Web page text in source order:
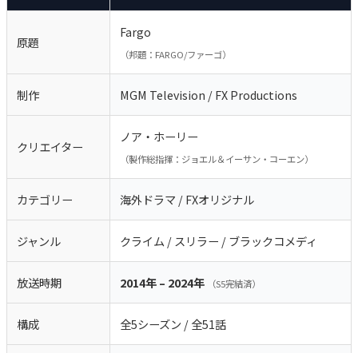
原題
Fargo
（邦題：FARGO/ファーゴ）
制作 MGM Television / FX Productions
クリエイター
ノア・ホーリー
（製作総指揮：ジョエル＆イーサン・コーエン）
カテゴリー 海外ドラマ / FXオリジナル
ジャンル クライム / スリラー / ブラックコメディ
放送時期 2014年 – 2024年 （S5完結済）
構成 全5シーズン / 全51話